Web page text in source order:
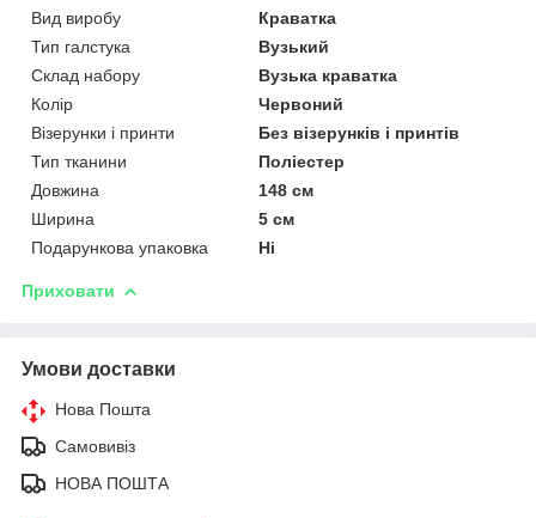
Вид виробу
Краватка
Тип галстука
Вузький
Склад набору
Вузька краватка
Колір
Червоний
Візерунки і принти
Без візерунків і принтів
Тип тканини
Поліестер
Довжина
148 см
Ширина
5 см
Подарункова упаковка
Ні
Приховати
Умови доставки
Нова Пошта
Самовивіз
НОВА ПОШТА